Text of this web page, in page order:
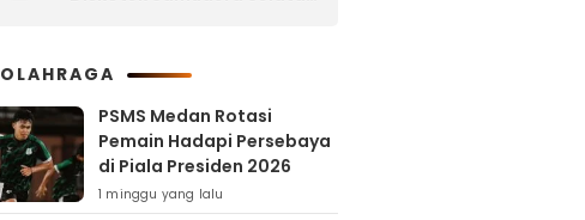
OLAHRAGA
PSMS Medan Rotasi
Pemain Hadapi Persebaya
di Piala Presiden 2026
1 minggu yang lalu